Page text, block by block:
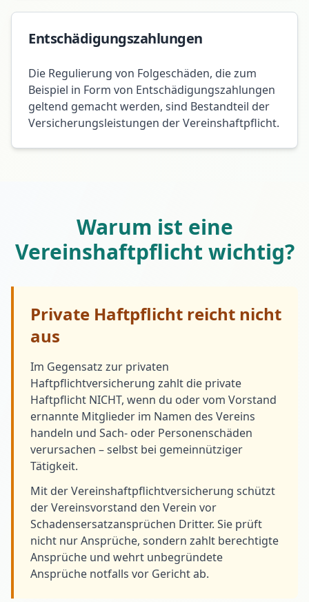
Entschädigungszahlungen
Die Regulierung von Folgeschäden, die zum
Beispiel in Form von Entschädigungszahlungen
geltend gemacht werden, sind Bestandteil der
Versicherungsleistungen der Vereinshaftpflicht.
Warum ist eine
Vereinshaftpflicht wichtig?
Private Haftpflicht reicht nicht
aus
Im Gegensatz zur privaten
Haftpflichtversicherung zahlt die private
Haftpflicht NICHT, wenn du oder vom Vorstand
ernannte Mitglieder im Namen des Vereins
handeln und Sach- oder Personenschäden
verursachen – selbst bei gemeinnütziger
Tätigkeit.
Mit der Vereinshaftpflichtversicherung schützt
der Vereinsvorstand den Verein vor
Schadensersatzansprüchen Dritter. Sie prüft
nicht nur Ansprüche, sondern zahlt berechtigte
Ansprüche und wehrt unbegründete
Ansprüche notfalls vor Gericht ab.